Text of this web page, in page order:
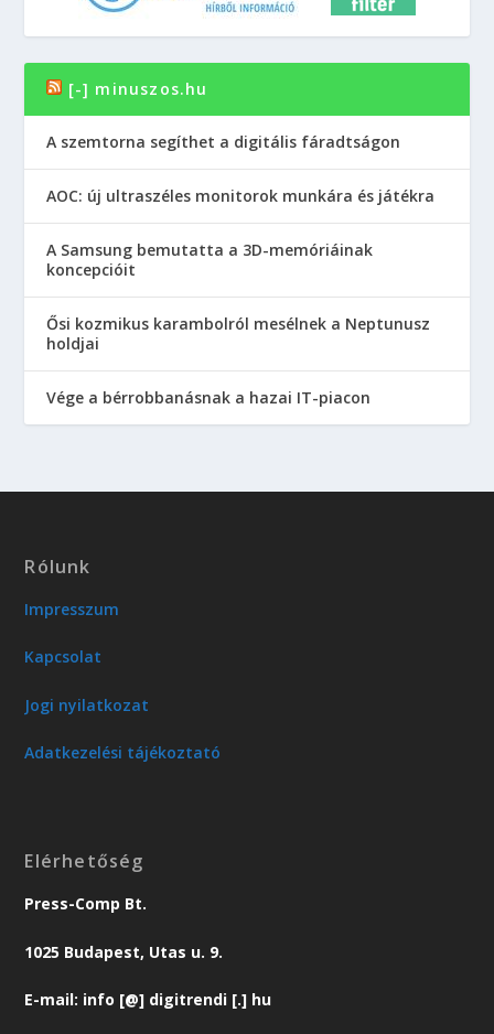
[-] minuszos.hu
A szemtorna segíthet a digitális fáradtságon
AOC: új ultraszéles monitorok munkára és játékra
A Samsung bemutatta a 3D-memóriáinak
koncepcióit
Ősi kozmikus karambolról mesélnek a Neptunusz
holdjai
Vége a bérrobbanásnak a hazai IT-piacon
Rólunk
Impresszum
Kapcsolat
Jogi nyilatkozat
Adatkezelési tájékoztató
Elérhetőség
Press-Comp Bt.
1025 Budapest, Utas u. 9.
E-mail: info [@] digitrendi [.] hu